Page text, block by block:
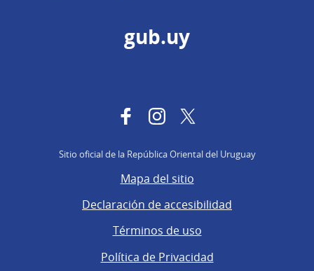
gub.uy
FacebookInstagram
Sitio oficial de la República Oriental del Uruguay
Mapa del sitio
Declaración de accesibilidad
Términos de uso
Política de Privacidad